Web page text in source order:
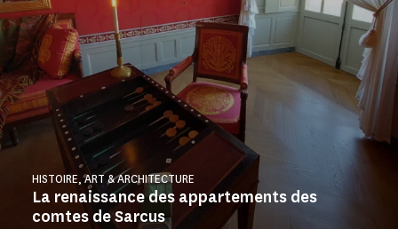
La renaissance des appartements des
comtes de Sarcus
HISTOIRE, ART & ARCHITECTURE